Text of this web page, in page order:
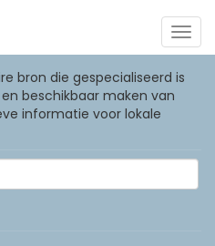
bron die gespecialiseerd is
beschikbaar maken van
informatie voor lokale